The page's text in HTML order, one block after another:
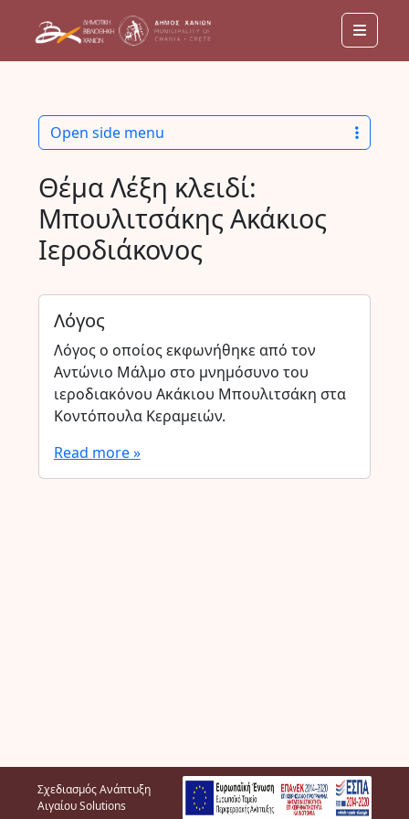
Menu
Θέμα Λέξη κλειδί:
Μπουλιτσάκης Ακάκιος
Ιεροδιάκονος
Λόγος
Λόγος ο οποίος εκφωνήθηκε από τον
Αντώνιο Μάλμο στο μνημόσυνο του
ιεροδιακόνου Ακάκιου Μπουλιτσάκη στα
Κοντόπουλα Κεραμειών.
Read more »
Open side menu
Σχεδιασμός Ανάπτυξη
Αιγαίου Solutions